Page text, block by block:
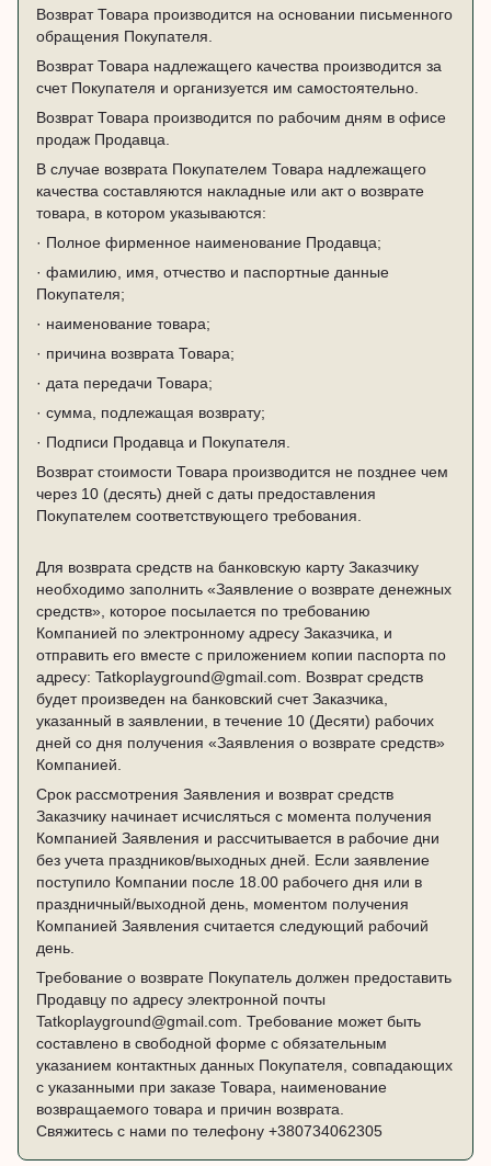
Возврат Товара производится на основании письменного
обращения Покупателя.
Возврат Товара надлежащего качества производится за
счет Покупателя и организуется им самостоятельно.
Возврат Товара производится по рабочим дням в офисе
продаж Продавца.
В случае возврата Покупателем Товара надлежащего
качества составляются накладные или акт о возврате
товара, в котором указываются:
· Полное фирменное наименование Продавца;
· фамилию, имя, отчество и паспортные данные
Покупателя;
· наименование товара;
· причина возврата Товара;
· дата передачи Товара;
· сумма, подлежащая возврату;
· Подписи Продавца и Покупателя.
Возврат стоимости Товара производится не позднее чем
через 10 (десять) дней с даты предоставления
Покупателем соответствующего требования.
Для возврата средств на банковскую карту Заказчику
необходимо заполнить «Заявление о возврате денежных
средств», которое посылается по требованию
Компанией по электронному адресу Заказчика, и
отправить его вместе с приложением копии паспорта по
адресу: Tatkoplayground@gmail.com. Возврат средств
будет произведен на банковский счет Заказчика,
указанный в заявлении, в течение 10 (Десяти) рабочих
дней со дня получения «Заявления о возврате средств»
Компанией.
Срок рассмотрения Заявления и возврат средств
Заказчику начинает исчисляться с момента получения
Компанией Заявления и рассчитывается в рабочие дни
без учета праздников/выходных дней. Если заявление
поступило Компании после 18.00 рабочего дня или в
праздничный/выходной день, моментом получения
Компанией Заявления считается следующий рабочий
день.
Требование о возврате Покупатель должен предоставить
Продавцу по адресу электронной почты
Tatkoplayground@gmail.com. Требование может быть
составлено в свободной форме с обязательным
указанием контактных данных Покупателя, совпадающих
с указанными при заказе Товара, наименование
возвращаемого товара и причин возврата.
Свяжитесь с нами по телефону +380734062305